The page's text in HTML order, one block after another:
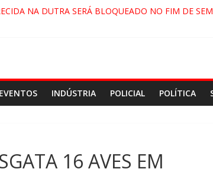
NA DUTRA SERÁ BLOQUEADO NO FIM DE
EVENTOS INDÚSTRIA POLICIAL POLÍTICA
16 AVES EM